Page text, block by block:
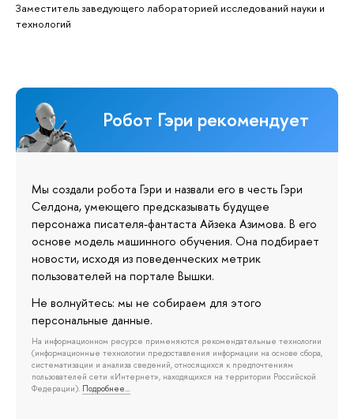
Заместитель заведующего лабораторией исследований науки и
технологий
Робот Гэри рекомендует
Мы создали робота Гэри и назвали его в честь Гэри
Селдона, умеющего предсказывать будущее
персонажа писателя-фантаста Айзека Азимова. В его
основе модель машинного обучения. Она подбирает
новости, исходя из поведенческих метрик
пользователей на портале Вышки.
Не волнуйтесь: мы не собираем для этого
персональные данные.
На информационном ресурсе применяются рекомендательные технологии
(информационные технологии предоставления информации на основе сбора,
систематизации и анализа сведений, относящихся к предпочтениям
пользователей сети «Интернет», находящихся на территории Российской
Федерации). Подробнее…